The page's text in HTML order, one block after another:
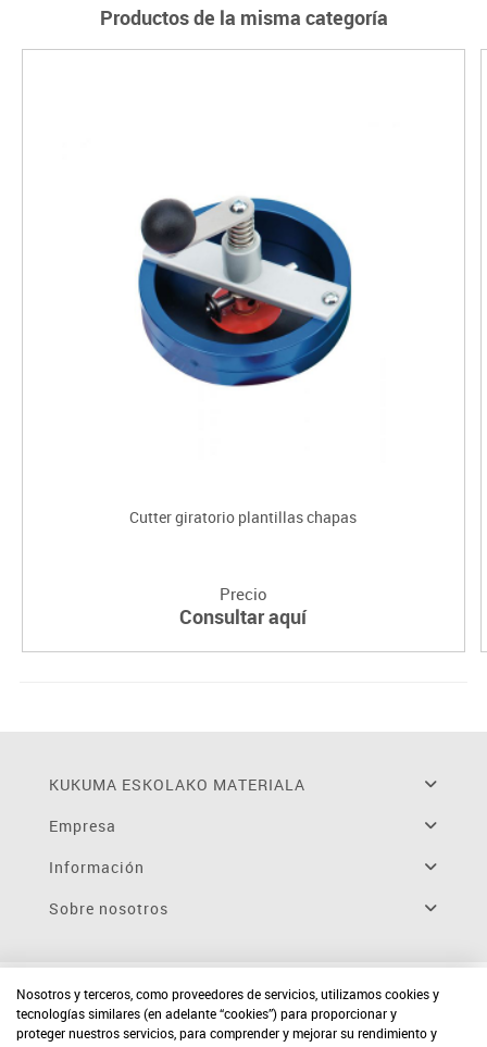
Productos de la misma categoría
Cutter giratorio plantillas chapas
Precio
Consultar aquí
KUKUMA ESKOLAKO MATERIALA
Empresa
Información
Sobre nosotros
Nosotros y terceros, como proveedores de servicios, utilizamos cookies y
tecnologías similares (en adelante “cookies”) para proporcionar y
proteger nuestros servicios, para comprender y mejorar su rendimiento y